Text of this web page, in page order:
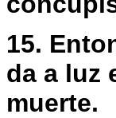
15.
da a luz
muerte.